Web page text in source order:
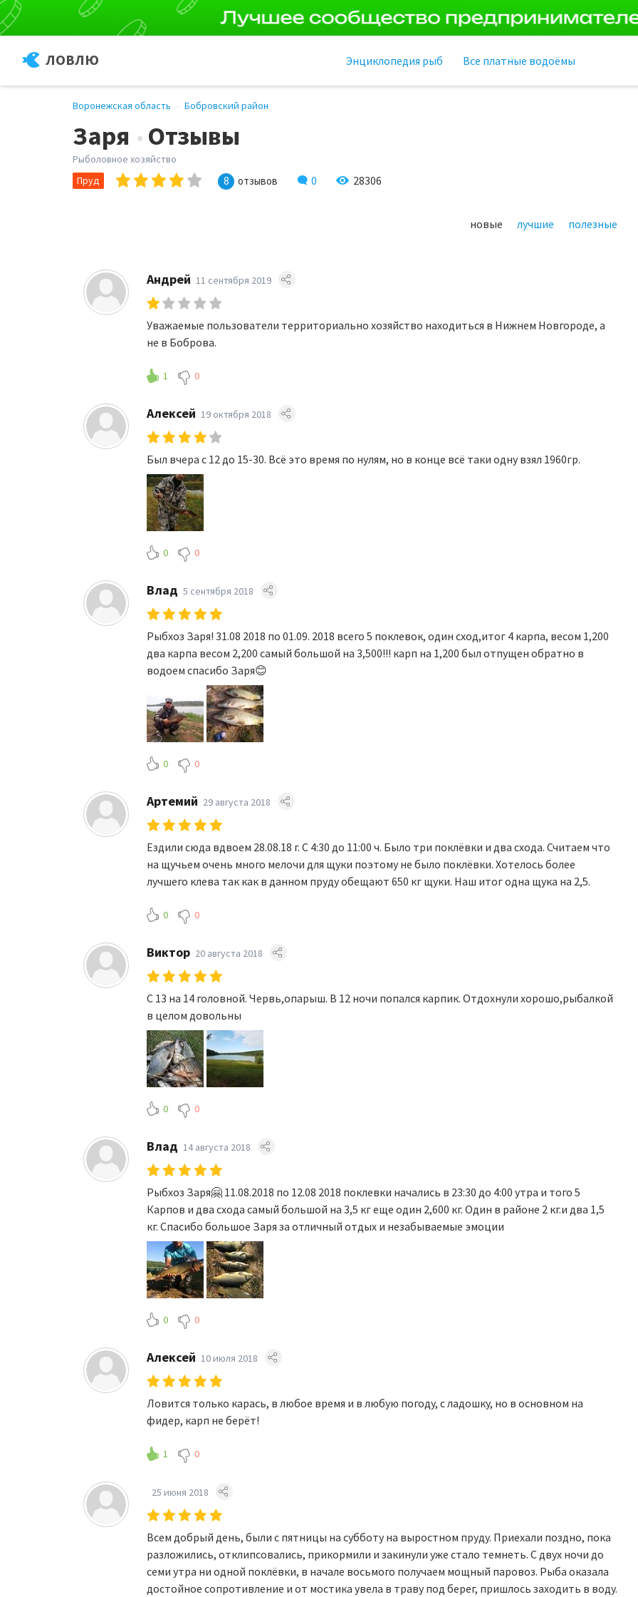
ЛОВЛЮ Энциклопедия рыб Все платные водоёмы
Воронежская область Бобровский район
Заря Отзывы
Рыболовное хозяйство
Пруд
8 отзывов 0 28306
новые лучшие полезные
Андрей 11 сентября 2019
Уважаемые пользователи территориально хозяйство находиться в Нижнем Новгороде, а
не в Боброва.
1 0
Алексей 19 октября 2018
Был вчера с 12 до 15-30. Всё это время по нулям, но в конце всё таки одну взял 1960гр.
0 0
Влад 5 сентября 2018
Рыбхоз Заря! 31.08 2018 по 01.09. 2018 всего 5 поклевок, один сход,итог 4 карпа, весом 1,200
два карпа весом 2,200 самый большой на 3,500!!! карп на 1,200 был отпущен обратно в
водоем спасибо Заря😊
0 0
Артемий 29 августа 2018
Ездили сюда вдвоем 28.08.18 г. С 4:30 до 11:00 ч. Было три поклёвки и два схода. Считаем что
на щучьем очень много мелочи для щуки поэтому не было поклёвки. Хотелось более
лучшего клева так как в данном пруду обещают 650 кг щуки. Наш итог одна щука на 2,5.
0 0
Виктор 20 августа 2018
С 13 на 14 головной. Червь,опарыш. В 12 ночи попался карпик. Отдохнули хорошо,рыбалкой
в целом довольны
0 0
Влад 14 августа 2018
Рыбхоз Заря🤗 11.08.2018 по 12.08 2018 поклевки начались в 23:30 до 4:00 утра и того 5
Карпов и два схода самый большой на 3,5 кг еще один 2,600 кг. Один в районе 2 кг.и два 1,5
кг. Спасибо большое Заря за отличный отдых и незабываемые эмоции
0 0
Алексей 10 июля 2018
Ловится только карась, в любое время и в любую погоду, с ладошку, но в основном на
фидер, карп не берёт!
1 0
25 июня 2018
Всем добрый день, были с пятницы на субботу на выростном пруду. Приехали поздно, пока
разложились, отклипсовались, прикормили и закинули уже стало темнеть. С двух ночи до
семи утра ни одной поклёвки, в начале восьмого получаем мощный паровоз. Рыба оказала
достойное сопротивление и от мостика увела в траву под берег, пришлось заходить в воду.